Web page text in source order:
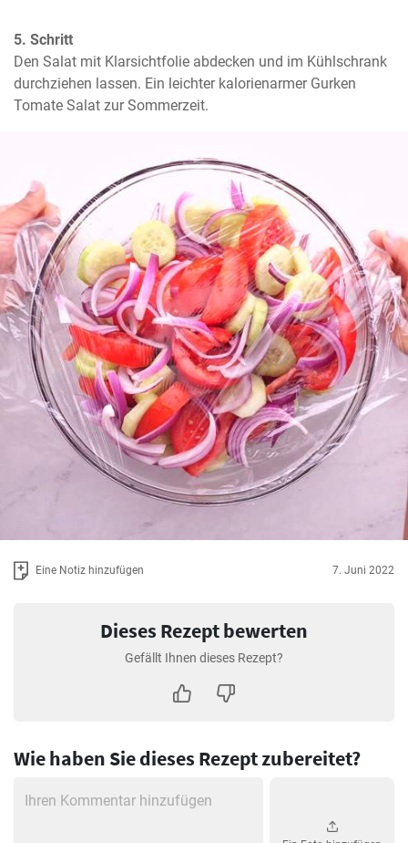
5. Schritt
Den Salat mit Klarsichtfolie abdecken und im Kühlschrank
durchziehen lassen. Ein leichter kalorienarmer Gurken
Tomate Salat zur Sommerzeit.
Eine Notiz hinzufügen 7. Juni 2022
Dieses Rezept bewerten
Gefällt Ihnen dieses Rezept?
Wie haben Sie dieses Rezept zubereitet?